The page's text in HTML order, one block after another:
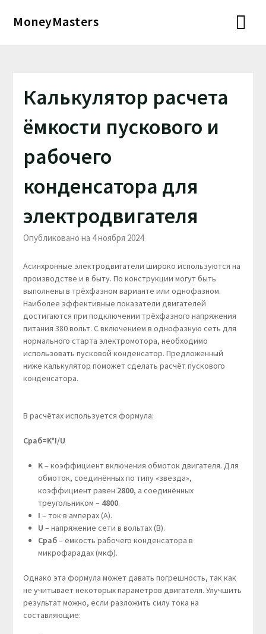
MoneyMasters
Калькулятор расчета
ёмкости пускового и
рабочего
конденсатора для
электродвигателя
Опубликовано на 4 ноября 2024
Асинхронные электродвигатели широко используются на
производстве и в быту. По конструкции могут быть
выполнены в трёхфазном варианте или однофазном.
Наиболее эффективные показатели двигателей
достигаются при подключении трёхфазного напряжения
питания 380 вольт. С включением в однофазную сеть для
нормального старта электромотора, необходимо
использовать пусковой конденсатор. Предложенный
ниже калькулятор поможет сделать расчёт пускового
конденсатора.
В расчётах используется формула:
Cраб=K*I/U
K– коэффициент включения обмоток двигателя. Для
обмоток, соединённых по типу «звезда»,
коэффициент равен 2800, а соединённых
треугольником – 4800.
I – ток в амперах (А).
U – напряжение сети в вольтах (В).
Cраб– ёмкость рабочего конденсатора в
микрофарадах (мкф).
Однако эта формула может давать погрешность, так как
не учитывает некоторых параметров двигателя. Улучшить
результат можно, если разложить силу тока на
составляющие: